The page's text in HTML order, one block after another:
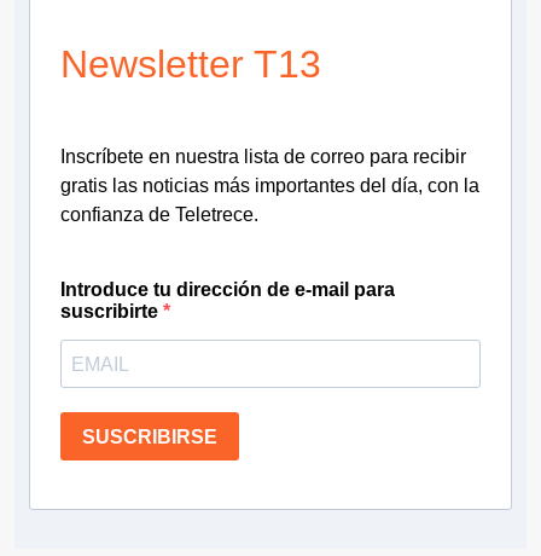
Newsletter T13
Inscríbete en nuestra lista de correo para recibir
gratis las noticias más importantes del día, con la
confianza de Teletrece.
Introduce tu dirección de e-mail para
suscribirte
SUSCRIBIRSE